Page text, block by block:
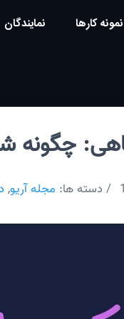
نمونه کارها نمایندگان
چگونه
/ دسته ها: مجله آریو,